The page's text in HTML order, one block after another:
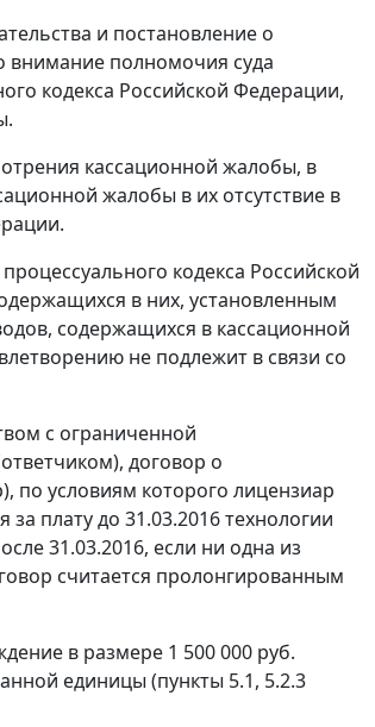
и постановление о
внимание полномочия суда
кодекса Российской Федерации,
кассационной жалобы, в
жалобы в их отсутствие в
кодекса Российской
в них, установленным
содержащихся в кассационной
не подлежит в связи со
с ограниченной
договор о
по условиям которого лицензиар
плату до 31.03.2016 технологии
31.03.2016, если ни одна из
считается пролонгированным
в размере 1 500 000 руб.
единицы (пункты 5.1, 5.2.3